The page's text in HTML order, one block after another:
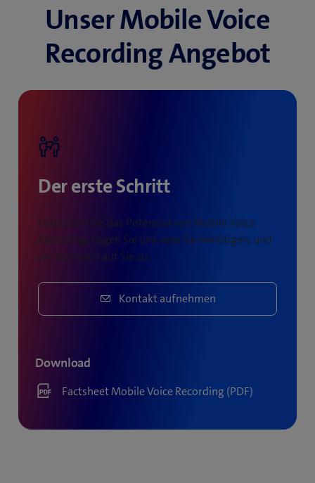
Unser Mobile Voice
Recording Angebot
Der erste Schritt
Entdecken Sie das Potenzial von Mobile Voice
Recording. Sagen Sie uns, was Sie benötigen, und
wir kommen auf Sie zu.
Kontakt aufnehmen
Download
Factsheet Mobile Voice Recording (PDF)